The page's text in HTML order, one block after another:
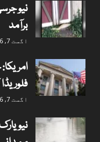
نیو
برآمد
اگست 7, 2026
اگست 7, 2026